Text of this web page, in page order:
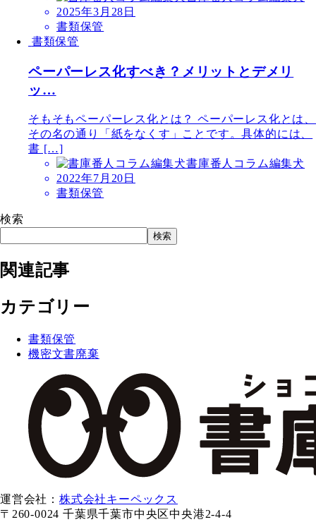
2025年3月28日
書類保管
書類保管
ペーパーレス化すべき？メリットとデメリ
ッ…
そもそもペーパーレス化とは？ ペーパーレス化とは、
その名の通り「紙をなくす」ことです。具体的には、
書 […]
書庫番人コラム編集犬
2022年7月20日
書類保管
検索
検索
関連記事
カテゴリー
書類保管
機密文書廃棄
運営会社： 株式会社キーペックス
〒260-0024 千葉県千葉市中央区中央港2-4-4